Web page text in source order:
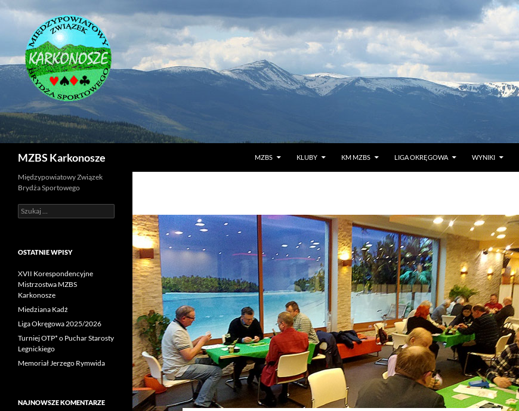
MZBS Karkonosze
MZBS
KLUBY KM MZBS LIGA OKRĘGOWA WYNIKI
Międzypowiatowy Związek
Brydża Sportowego
OSTATNIE WPISY
XVII Korespondencyjne
Mistrzostwa MZBS
Karkonosze
Miedziana Kadź
Liga Okręgowa 2025/2026
Turniej OTP* o Puchar Starosty
Legnickiego
Memoriał Jerzego Rymwida
NAJNOWSZE KOMENTARZE